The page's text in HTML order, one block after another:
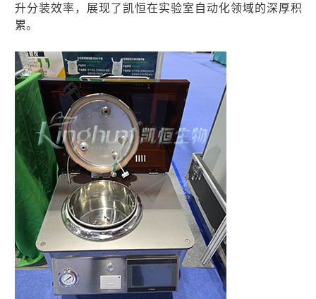
升分装效率，展现了凯恒在实验室自动化领域的深厚积
累。